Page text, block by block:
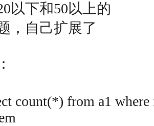
以下和50以上的
，自己扩展了
count(*) from a1